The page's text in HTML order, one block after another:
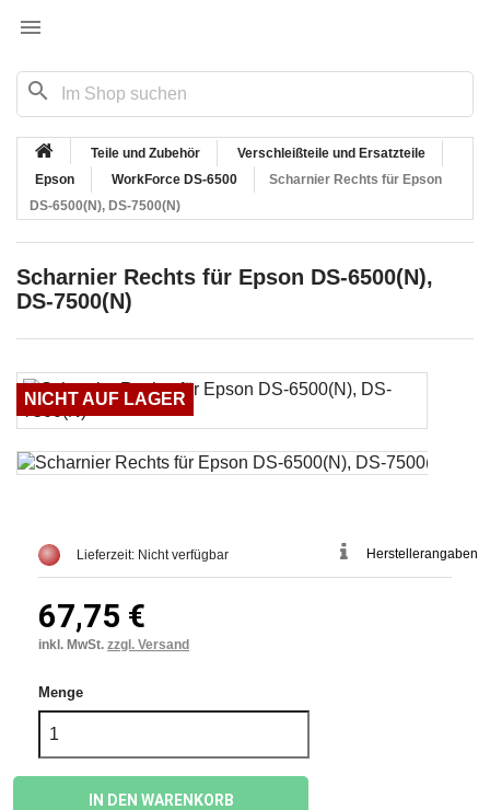

search
Teile und Zubehör
Verschleißteile und Ersatzteile
Epson
WorkForce DS-6500
Scharnier Rechts für Epson
DS-6500(N), DS-7500(N)
Scharnier Rechts für Epson DS-6500(N),
DS-7500(N)
NICHT AUF LAGER
Lieferzeit: Nicht verfügbar Herstellerangaben
67,75 €
inkl. MwSt. zzgl. Versand
Menge
IN DEN WARENKORB